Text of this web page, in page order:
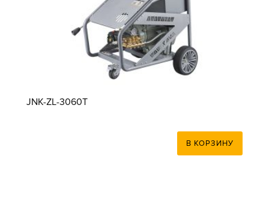
JNK-ZL-3060T
В КОРЗИНУ